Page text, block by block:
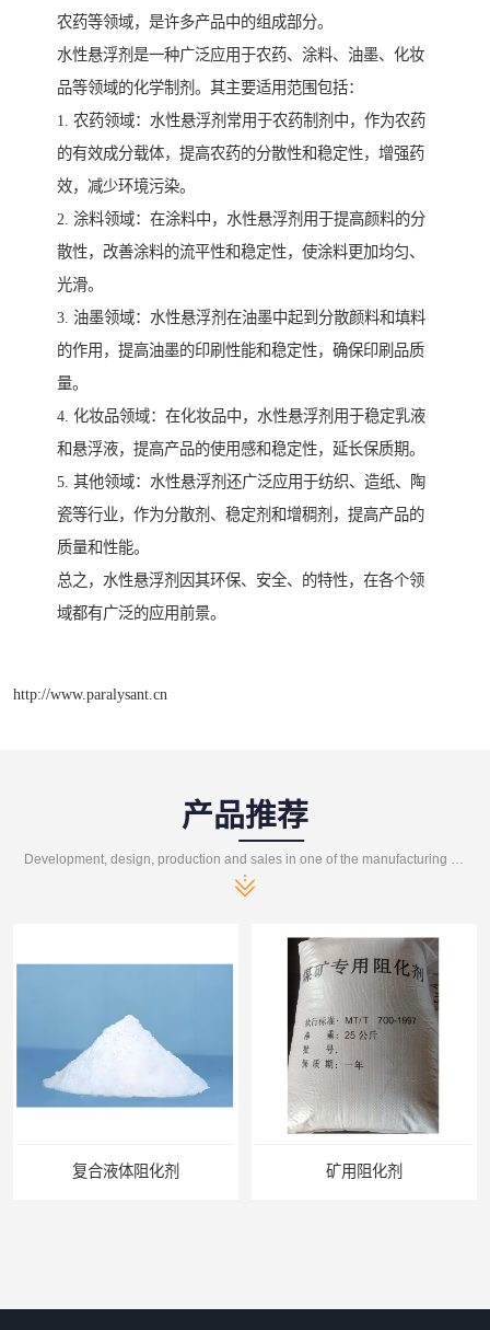
农药等领域，是许多产品中的组成部分。
水性悬浮剂是一种广泛应用于农药、涂料、油墨、化妆
品等领域的化学制剂。其主要适用范围包括：
1. 农药领域：水性悬浮剂常用于农药制剂中，作为农药
的有效成分载体，提高农药的分散性和稳定性，增强药
效，减少环境污染。
2. 涂料领域：在涂料中，水性悬浮剂用于提高颜料的分
散性，改善涂料的流平性和稳定性，使涂料更加均匀、
光滑。
3. 油墨领域：水性悬浮剂在油墨中起到分散颜料和填料
的作用，提高油墨的印刷性能和稳定性，确保印刷品质
量。
4. 化妆品领域：在化妆品中，水性悬浮剂用于稳定乳液
和悬浮液，提高产品的使用感和稳定性，延长保质期。
5. 其他领域：水性悬浮剂还广泛应用于纺织、造纸、陶
瓷等行业，作为分散剂、稳定剂和增稠剂，提高产品的
质量和性能。
总之，水性悬浮剂因其环保、安全、的特性，在各个领
域都有广泛的应用前景。
http://www.paralysant.cn
产品推荐
Development, design, production and sales in one of the manufacturing enterprises
矿用阻化剂